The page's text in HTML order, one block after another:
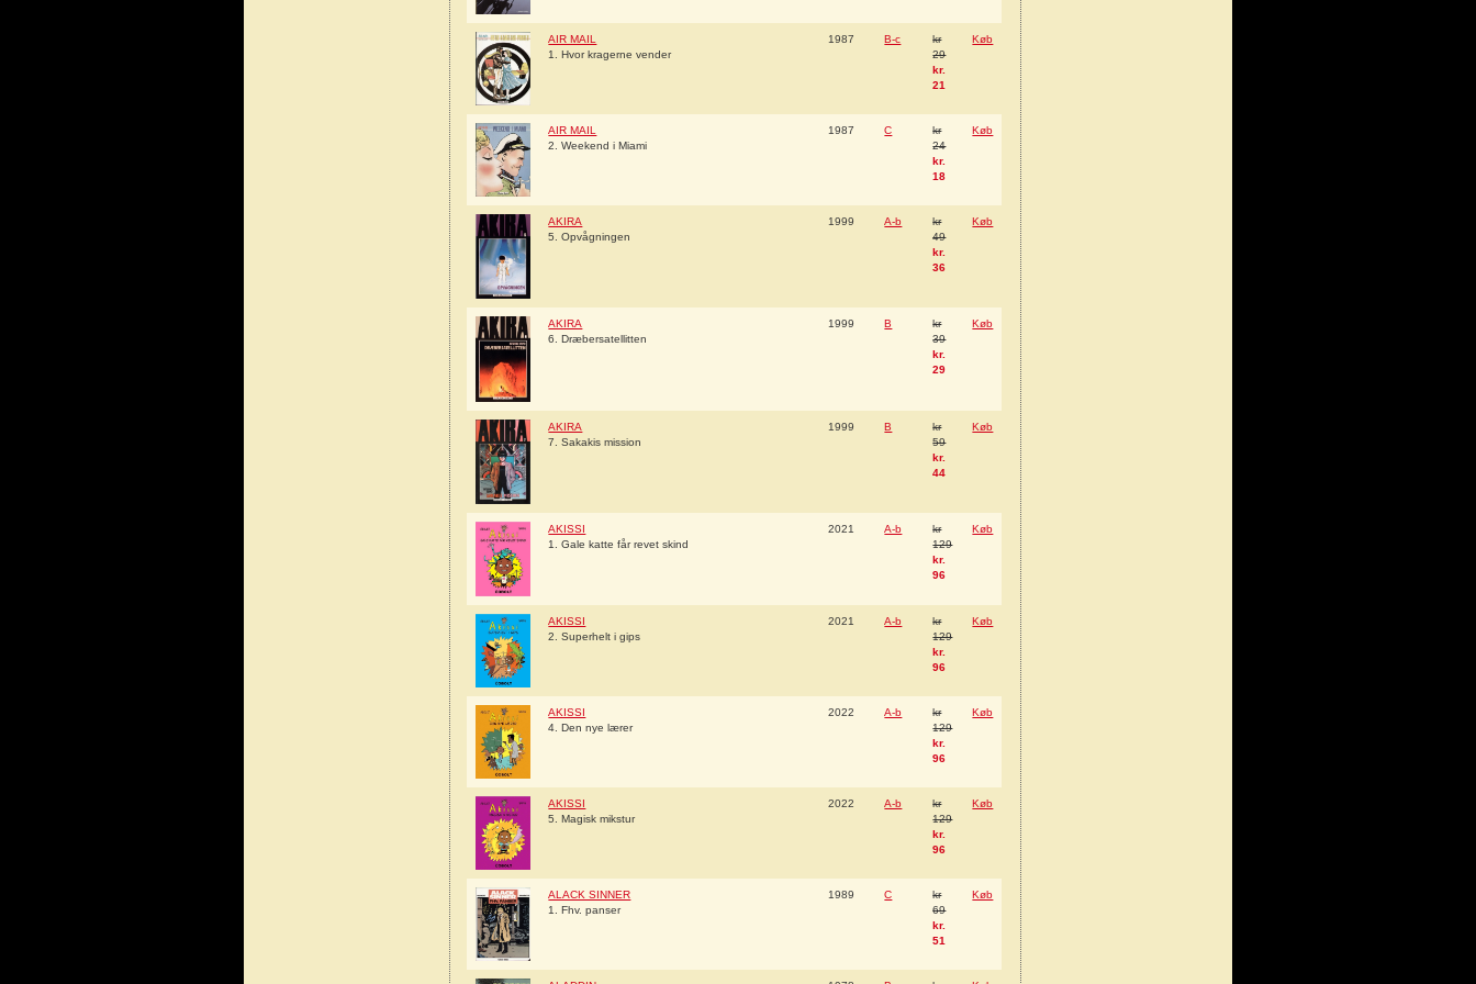
AIR MAIL
1. Hvor kragerne vender
1987 B-c
kr
29
kr.
21
Køb
AIR MAIL
2. Weekend i Miami
1987 C
kr
24
kr.
18
Køb
AKIRA
5. Opvågningen
1999 A-b
kr
49
kr.
36
Køb
AKIRA
6. Dræbersatellitten
1999 B
kr
39
kr.
29
Køb
AKIRA
7. Sakakis mission
1999 B
kr
59
kr.
44
Køb
AKISSI
1. Gale katte får revet skind
2021 A-b
kr
129
kr.
96
Køb
AKISSI
2. Superhelt i gips
2021 A-b
kr
129
kr.
96
Køb
AKISSI
4. Den nye lærer
2022 A-b
kr
129
kr.
96
Køb
AKISSI
5. Magisk mikstur
2022 A-b
kr
129
kr.
96
Køb
ALACK SINNER
1. Fhv. panser
1989 C
kr
69
kr.
51
Køb